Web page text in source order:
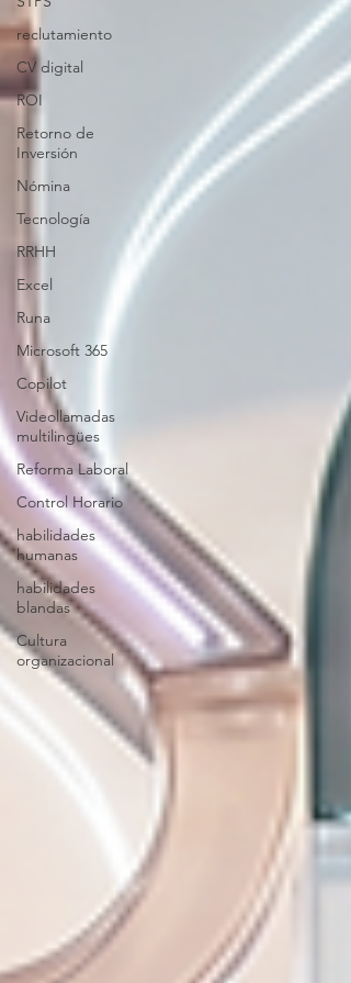
reclutamiento
CV digital
ROI
Retorno de
Inversión
Nómina
Tecnología
RRHH
Excel
Runa
Microsoft 365
Copilot
Videollamadas
multilingües
Reforma Laboral
Control Horario
habilidades
humanas
habilidades
blandas
Cultura
organizacional